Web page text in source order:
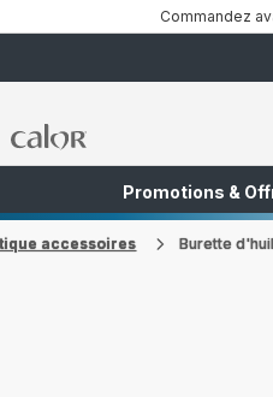
Commandez
Accueil
Promotions &
accessoires Burette